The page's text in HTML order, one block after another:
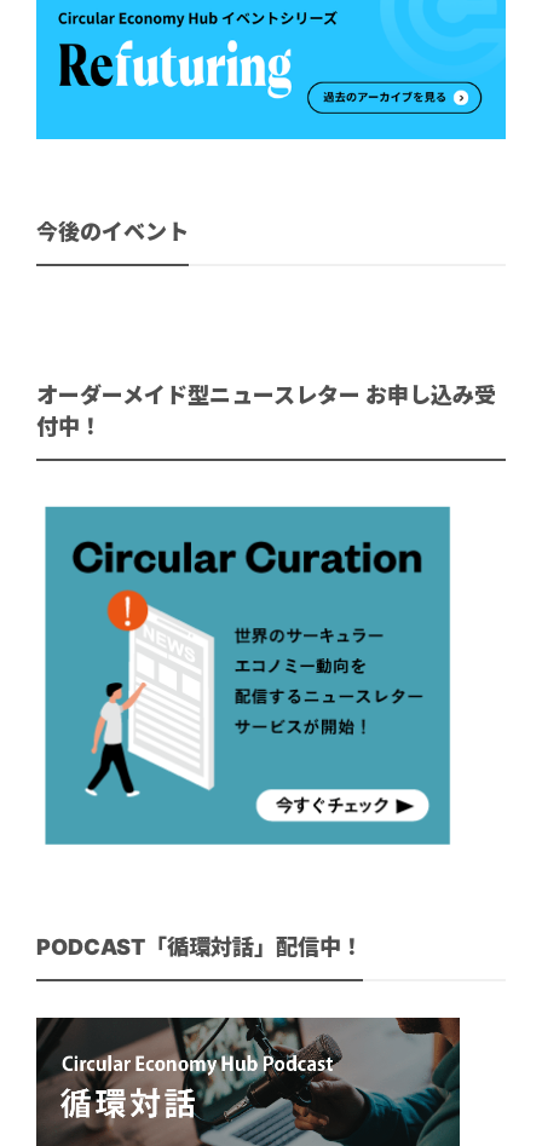
今後のイベント
オーダーメイド型ニュースレター お申し込み受
付中！
PODCAST「循環対話」配信中！